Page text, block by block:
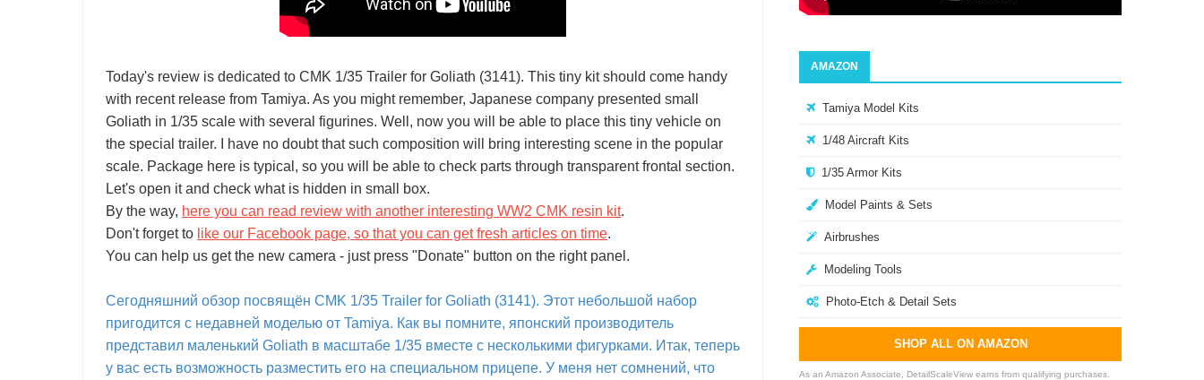
Today's review is dedicated to CMK 1/35 Trailer for Goliath (3141). This tiny kit should come handy
with recent release from Tamiya. As you might remember, Japanese company presented small
Goliath in 1/35 scale with several figurines. Well, now you will be able to place this tiny vehicle on
the special trailer. I have no doubt that such composition will bring interesting scene in the popular
scale. Package here is typical, so you will be able to check parts through transparent frontal section.
Let's open it and check what is hidden in small box.
By the way, here you can read review with another interesting WW2 CMK resin kit.
Don't forget to like our Facebook page, so that you can get fresh articles on time.
You can help us get the new camera - just press "Donate" button on the right panel.
Сегодняшний обзор посвящён CMK 1/35 Trailer for Goliath (3141). Этот небольшой набор
пригодится с недавней моделью от Tamiya. Как вы помните, японский производитель
представил маленький Goliath в масштабе 1/35 вместе с несколькими фигурками. Итак, теперь
у вас есть возможность разместить его на специальном прицепе. У меня нет сомнений, что
AMAZON
Tamiya Model Kits
1/48 Aircraft Kits
1/35 Armor Kits
Model Paints & Sets
Airbrushes
Modeling Tools
Photo-Etch & Detail Sets
SHOP ALL ON AMAZON
As an Amazon Associate, DetailScaleView earns from qualifying purchases.